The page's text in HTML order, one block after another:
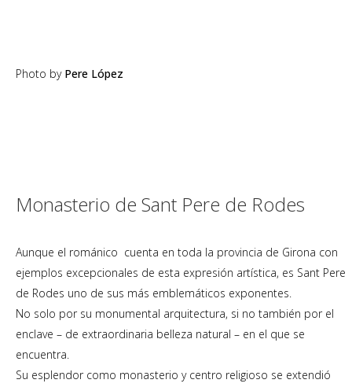
Photo by Pere López
Monasterio de Sant Pere de Rodes
Aunque el románico cuenta en toda la provincia de Girona con
ejemplos excepcionales de esta expresión artística, es Sant Pere
de Rodes uno de sus más emblemáticos exponentes.
No solo por su monumental arquitectura, si no también por el
enclave – de extraordinaria belleza natural – en el que se
encuentra.
Su esplendor como monasterio y centro religioso se extendió